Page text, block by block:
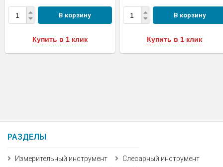
В корзину
Купить в 1 клик
В корзину
Купить в 1 клик
РАЗДЕЛЫ
Измерительный инструмент
Слесарный инструмент